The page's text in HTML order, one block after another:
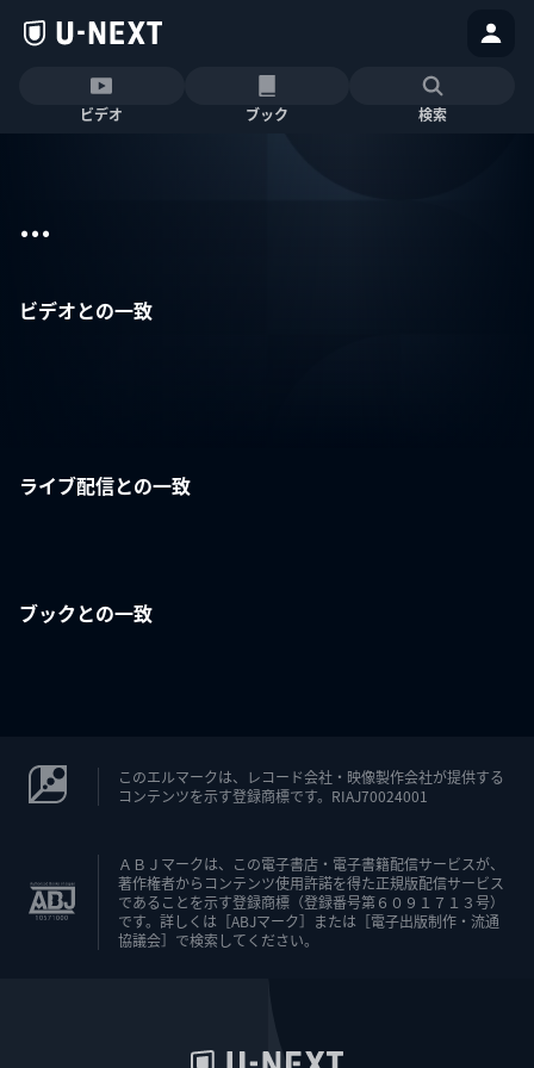
ビデオ ブック 検索
...
ビデオとの一致
ライブ配信との一致
ブックとの一致
このエルマークは、レコード会社・映像製作会社が提供する
コンテンツを示す登録商標です。RIAJ70024001
ＡＢＪマークは、この電子書店・電子書籍配信サービスが、
著作権者からコンテンツ使用許諾を得た正規版配信サービス
であることを示す登録商標（登録番号第６０９１７１３号）
です。詳しくは［ABJマーク］または［電子出版制作・流通
協議会］で検索してください。